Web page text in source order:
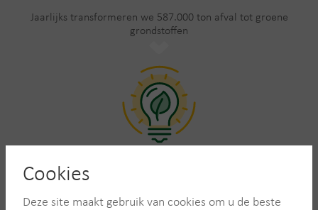
Jaarlijks transformeren we 587.000 ton afval tot groene
grondstoffen
Cookies
Deze site maakt gebruik van cookies om u de beste